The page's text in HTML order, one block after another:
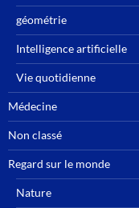
géométrie
Intelligence artificielle
Vie quotidienne
Médecine
Non classé
Regard sur le monde
Nature